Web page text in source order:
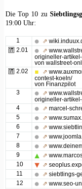
Die Top 10 zu
19:00 Uhr:
1 ⇗
2.01
⇗
origineller-
von wallstreet-
2.02
⇗
contest-koeln/
von Finanzpilot
3
⇗
origineller-
4
⇗ marcel-
5
⇗
6
⇗
7
⇗
8
⇗
9
⇗
10
⇗
11
⇗ siebtlings-
12
⇗ www.seo-